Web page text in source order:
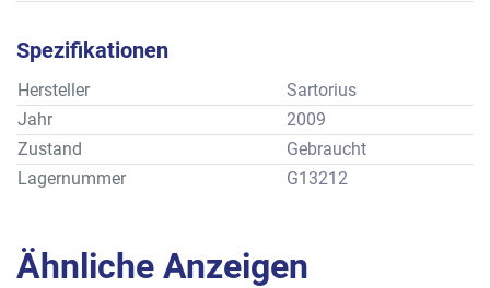
Spezifikationen
Hersteller
Sartorius
Jahr
2009
Zustand
Gebraucht
Lagernummer
G13212
Ähnliche Anzeigen